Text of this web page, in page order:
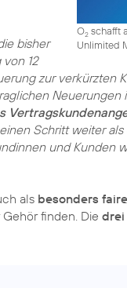
O2schafft
Unlimited
bisher
12
zur verkürzten
Schritt weiter als
und Kunden
als besonders
finden. Die drei